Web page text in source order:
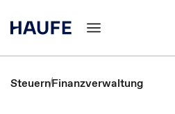
SteuernFinanzverwaltung